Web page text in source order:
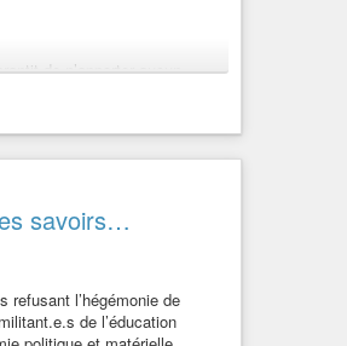
de n’apporter aucun
savoirs…
refusant l’hégémonie de
de l’éducation